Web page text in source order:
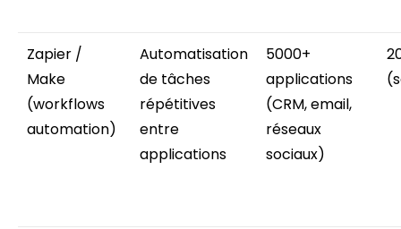
Zapier /
Make
(workflows
automation)
Automatisation
de tâches
répétitives
entre
applications
5000+
applications
(CRM, email,
réseaux
sociaux)